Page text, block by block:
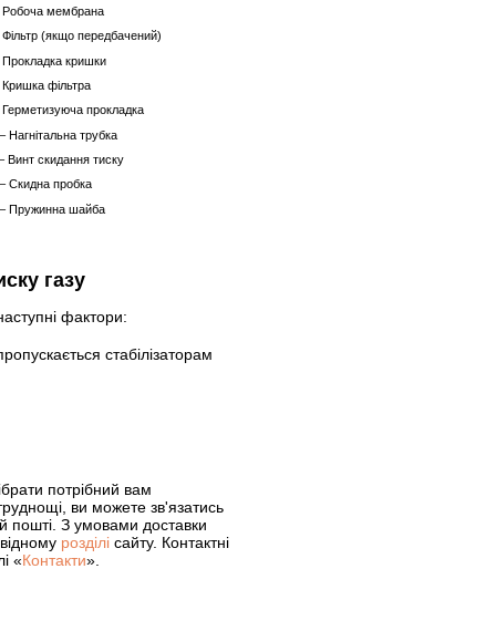
Робоча мембрана
(якщо передбачений)
Прокладка кришки
фільтра
Герметизуюча прокладка
Нагнітальна трубка
Винт скидання тиску
Скидна пробка
Пружинна шайба
газу
фактори:
стабілізаторам
потрібний вам
ви можете зв'язатись
пошті. З умовами доставки
розділі сайту. Контактні
«Контакти».